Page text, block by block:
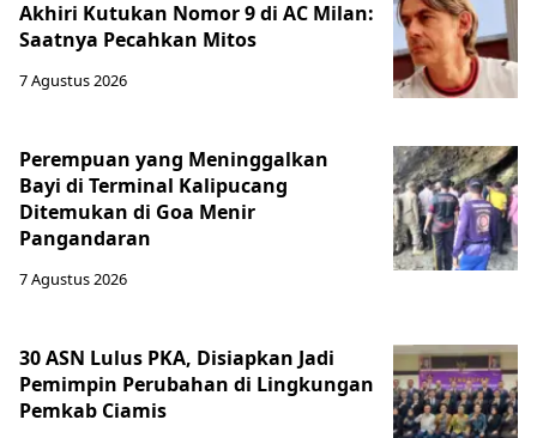
Akhiri Kutukan Nomor 9 di AC Milan:
Saatnya Pecahkan Mitos
7 Agustus 2026
Perempuan yang Meninggalkan
Bayi di Terminal Kalipucang
Ditemukan di Goa Menir
Pangandaran
7 Agustus 2026
30 ASN Lulus PKA, Disiapkan Jadi
Pemimpin Perubahan di Lingkungan
Pemkab Ciamis